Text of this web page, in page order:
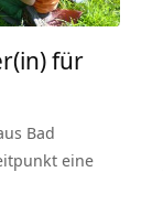
für
Bad
eine